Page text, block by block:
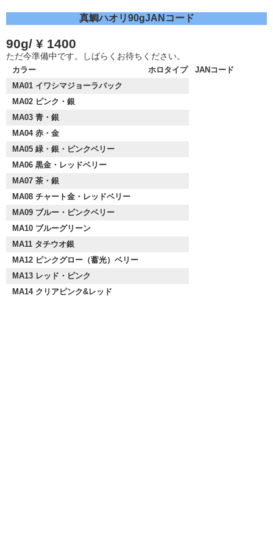
真鯛ハオリ90gJANコード
90g/ ¥ 1400
ただ今準備中です。しばらくお待ちください。
カラー ホロタイプ
JANコード
MA01 イワシマジョーラバック
MA02 ピンク・銀
MA03 青・銀
MA04 赤・金
MA05 緑・銀・ピンクベリー
MA06 黒金・レッドベリー
MA07 茶・銀
MA08 チャート金・レッドベリー
MA09 ブルー・ピンクベリー
MA10 ブルーグリーン
MA11 タチウオ銀
MA12 ピンクグロー（蓄光）ベリー
MA13 レッド・ピンク
MA14 クリアピンク&レッド